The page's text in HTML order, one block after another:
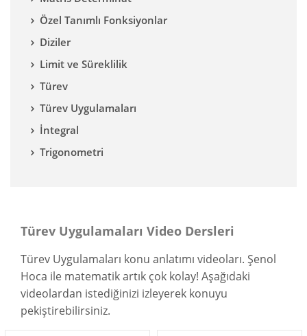
Özel Tanımlı Fonksiyonlar
Diziler
Limit ve Süreklilik
Türev
Türev Uygulamaları
İntegral
Trigonometri
Türev Uygulamaları Video Dersleri
Türev Uygulamaları konu anlatımı videoları. Şenol
Hoca ile matematik artık çok kolay! Aşağıdaki
videolardan istediğinizi izleyerek konuyu
pekiştirebilirsiniz.